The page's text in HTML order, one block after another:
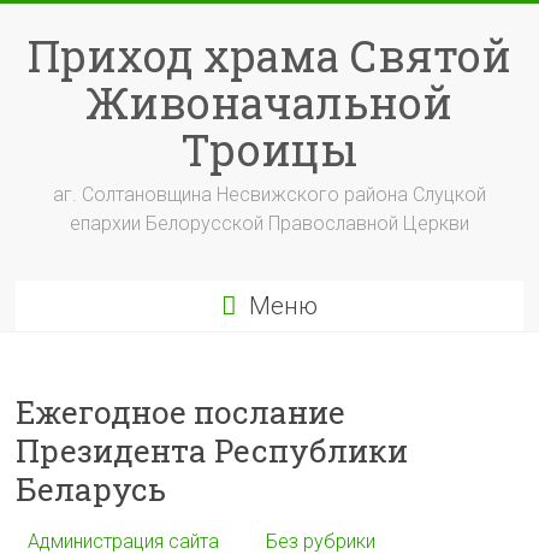
содержимому
Приход храма Святой
Живоначальной
Троицы
аг. Солтановщина Несвижского района Слуцкой
епархии Белорусской Православной Церкви
Меню
Ежегодное послание
Президента Республики
Беларусь
Администрация сайта Без рубрики